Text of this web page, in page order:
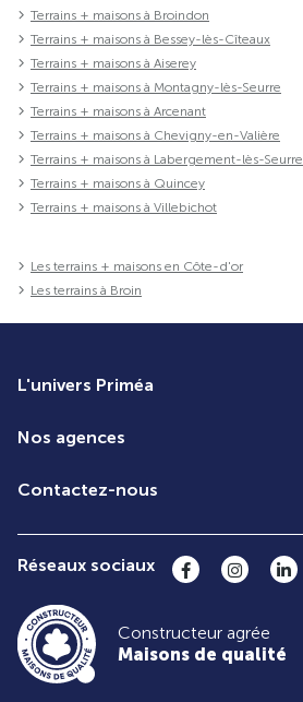
Terrains + maisons à Broindon
Terrains + maisons à Bessey-lès-Cîteaux
Terrains + maisons à Aiserey
Terrains + maisons à Montagny-lès-Seurre
Terrains + maisons à Arcenant
Terrains + maisons à Chevigny-en-Valière
Terrains + maisons à Labergement-lès-Seurre
Terrains + maisons à Quincey
Terrains + maisons à Villebichot
Les terrains + maisons en Côte-d'or
Les terrains à Broin
L'univers Priméa
Nos agences
Contactez-nous
Réseaux sociaux
Constructeur agrée
Maisons de qualité